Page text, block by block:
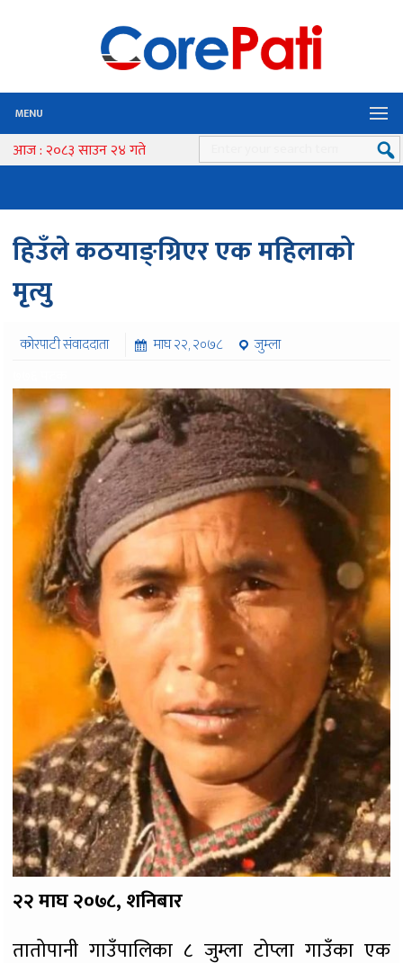
MENU
आज : २०८३ साउन २४ गते
हिउँले कठयाङ्ग्रिएर एक महिलाको
मृत्यु
कोरपाटी संवाददाता माघ २२, २०७८
जुम्ला
२२ माघ २०७८, शनिबार
तातोपानी गाउँपालिका ८ जुम्ला टोप्ला गाउँका एक